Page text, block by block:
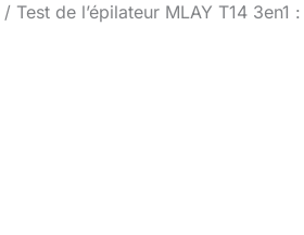
Test de l’épilateur MLAY T14